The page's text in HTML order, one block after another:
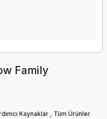
Family
Kaynaklar , Tüm Ürünler